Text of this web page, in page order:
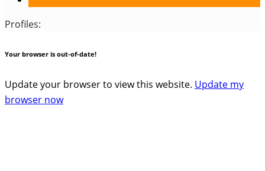
Profiles:
Your browser is out-of-date!
Update your browser to view this website. Update my
browser now